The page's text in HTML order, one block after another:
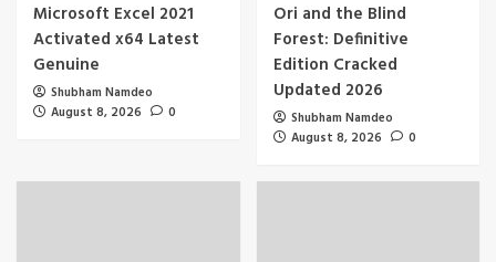
Microsoft Excel 2021
Activated x64 Latest
Genuine
Shubham Namdeo
August 8, 2026
0
Ori and the Blind
Forest: Definitive
Edition Cracked
Updated 2026
Shubham Namdeo
August 8, 2026
0